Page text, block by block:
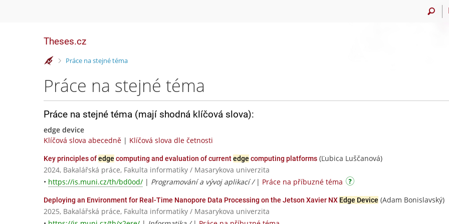
Theses.cz
>Práce na stejné téma
Práce na stejné téma
Práce na stejné téma (mají shodná klíčová slova):
edge device
Klíčová slova abecedně | Klíčová slova dle četnosti
Key principles ofedge computing and evaluation of currentedge computing platforms (Ľubica Luščanová)
2024, Bakalářská práce, Fakulta informatiky / Masarykova univerzita
• https://is.muni.cz/th/bd0od/ | Programování a vývoj aplikací / | Práce na příbuzné téma
Deploying an Environment for Real-Time Nanopore Data Processing on the Jetson Xavier NX Edge Device (Adam Bonislavský)
2025, Bakalářská práce, Fakulta informatiky / Masarykova univerzita